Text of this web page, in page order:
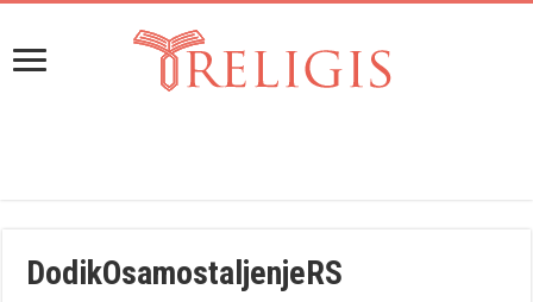
DodikOsamostaljenjeRS